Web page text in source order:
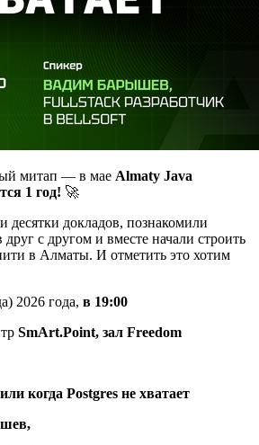
митап — в мае Almaty Java
1 год! 🚀
десятки докладов, познакомили
с другом и вместе начали строить
в Алматы. И отметить это хотим
2026 года, в 19:00
SmArt.Point, зал Freedom
когда Postgres не хватает